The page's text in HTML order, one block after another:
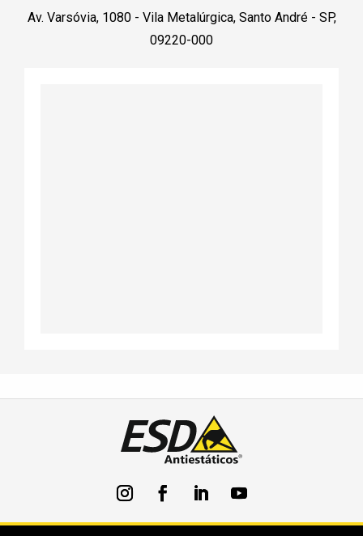
Av. Varsóvia, 1080 - Vila Metalúrgica, Santo André - SP,
09220-000